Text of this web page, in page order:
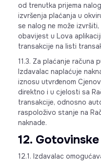
od trenutka prijema
izvršenja plaćanja u
se nalog ne može
obavijest u Lova
transakcije na listi
11.3. Za plaćanje računa
Izdavalac naplaćuje
iznosu utvrđenom
direktno i u cjelosti sa
transakcije, odnosno
raspoloživo stanje na
naknade.
12.
12.1. Izdavalac